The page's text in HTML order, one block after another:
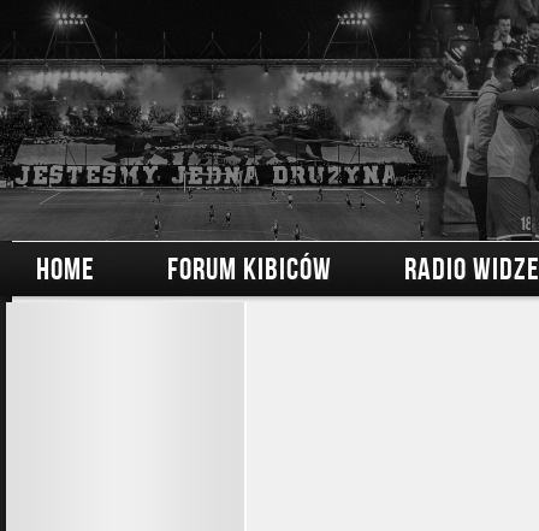
HOME FORUM KIBICÓW RADIO